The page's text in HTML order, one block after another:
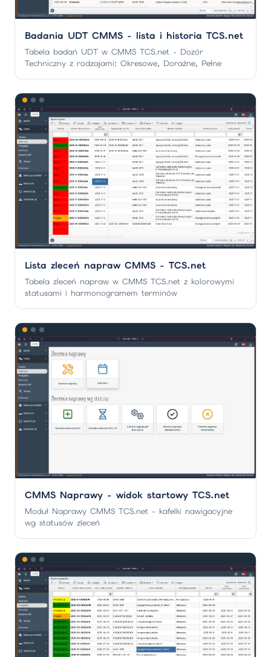
Badania UDT CMMS - lista i historia TCS.net
Tabela badań UDT w CMMS TCS.net - Dozór
Techniczny z rodzajami: Okresowe, Doraźne, Pełne
Lista zleceń napraw CMMS - TCS.net
Tabela zleceń napraw w CMMS TCS.net z kolorowymi
statusami i harmonogramem terminów
CMMS Naprawy - widok startowy TCS.net
Moduł Naprawy CMMS TCS.net - kafelki nawigacyjne
wg statusów zleceń